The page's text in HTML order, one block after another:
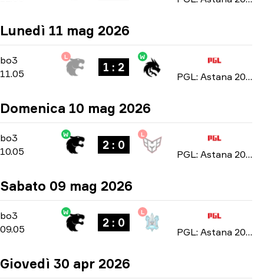
Lunedì 11 mag 2026
bo3 Group Stage-bo3
11.05
L
1 : 2
W
PGL: Astana 2026
Domenica 10 mag 2026
bo3 Group Stage-bo3
10.05
W
2 : 0
L
PGL: Astana 2026
Sabato 09 mag 2026
bo3 Group Stage-bo3
09.05
W
2 : 0
L
PGL: Astana 2026
Giovedì 30 apr 2026